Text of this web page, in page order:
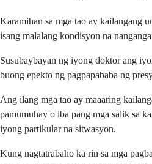
Karamihan sa mga tao ay kailangang
isang malalang kondisyon na
Susubaybayan ng iyong doktor ang
buong epekto ng pagpapababa ng
Ang ilang mga tao ay maaaring
pamumuhay o iba pang mga salik sa
iyong partikular na sitwasyon.
Kung nagtatrabaho ka rin sa mga